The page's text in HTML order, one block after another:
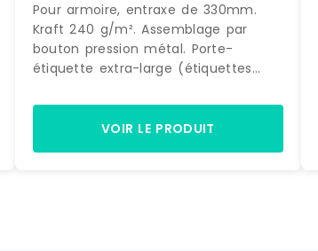
Pour armoire, entraxe de 330mm.
Kraft 240 g/m². Assemblage par
bouton pression métal. Porte-
étiquette extra-large (étiquettes
Marque : ELBA Prix de livraison : 16.20
€ Délai de livraison : 1-3 jours ouvrés
VOIR LE PRODUIT